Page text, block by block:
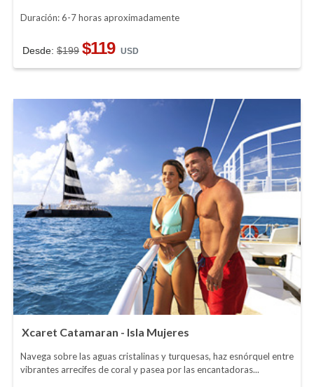
Duración: 6-7 horas aproximadamente
Desde: $199 $119 USD
Xcaret Catamaran - Isla Mujeres
Navega sobre las aguas cristalinas y turquesas, haz esnórquel entre
vibrantes arrecifes de coral y pasea por las encantadoras...